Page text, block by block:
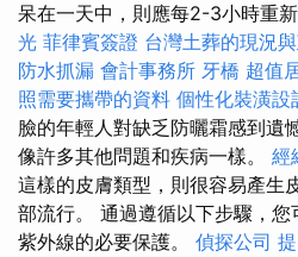
呆在一天中，則應每2-3小時重
光 菲律賓簽證 台灣土葬的現況
防水抓漏 會計事務所 牙橋 超值
照需要攜帶的資料 個性化裝潢設
臉的年輕人對缺乏防曬霜感到遺
像許多其他問題和疾病一樣。 經
這樣的皮膚類型，則很容易產生
部流行。 通過遵循以下步驟，
紫外線的必要保護。 偵探公司